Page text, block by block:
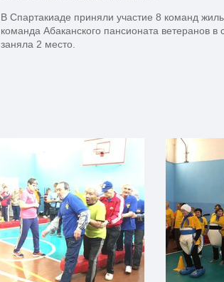
В Спартакиаде приняли участие 8 команд
команда Абаканского пансионата ветеранов в
заняла 2 место.